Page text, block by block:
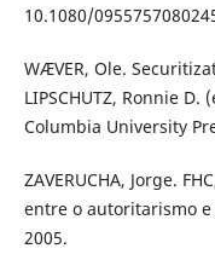
10.1080/
WÆVER, Ole.
LIPSCHUTZ, Ronnie
Columbia University
ZAVERUCHA, Jorge.
entre o autoritarismo e
2005.